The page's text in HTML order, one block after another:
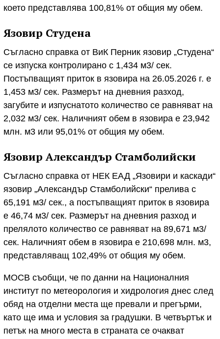
което представлява 100,81% от общия му обем.
Язовир Студена
Съгласно справка от ВиК Перник язовир „Студена“
се изпуска контролирано с 1,434 м3/ сек.
Постъпващият приток в язовира на 26.05.2026 г. е
1,453 м3/ сек. Размерът на дневния разход,
загубите и изпуснатото количество се равняват на
2,032 м3/ сек. Наличният обем в язовира е 23,942
млн. м3 или 95,01% от общия му обем.
Язовир Александър Стамболийски
Съгласно справка от НЕК ЕАД „Язовири и каскади“
язовир „Александър Стамболийски“ прелива с
65,191 м3/ сек., а постъпващият приток в язовира
е 46,74 м3/ сек. Размерът на дневния разход и
прелялото количество се равняват на 89,671 м3/
сек. Наличният обем в язовира е 210,698 млн. м3,
представляващ 102,49% от общия му обем.
МОСВ съобщи, че по данни на Националния
институт по метеорология и хидрология днес след
обяд на отделни места ще превали и прегърми,
като ще има и условия за градушки. В четвъртък и
петък на много места в страната се очакват